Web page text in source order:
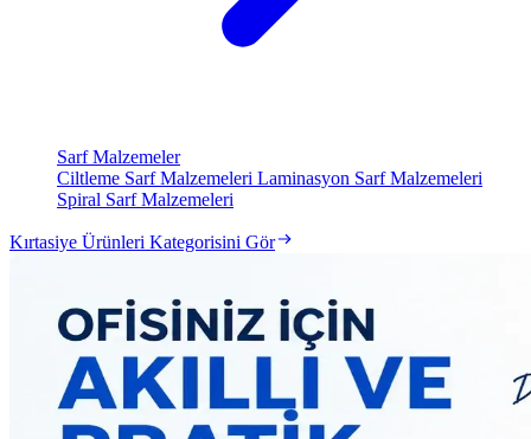
Sarf Malzemeler
Ciltleme Sarf Malzemeleri Laminasyon Sarf Malzemeleri
Spiral Sarf Malzemeleri
Kırtasiye Ürünleri Kategorisini Gör